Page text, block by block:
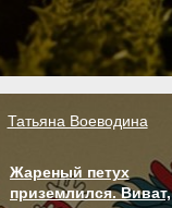
Татьяна Воеводина
Жареный петух
приземлился. Виват,